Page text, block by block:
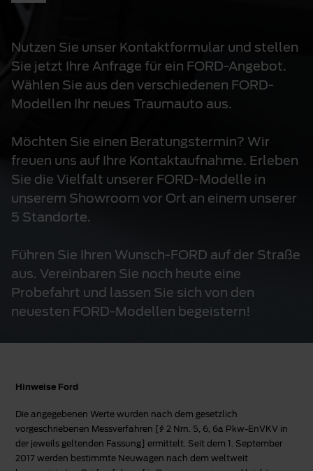
Nutzen Sie unser Kontaktformular und stellen
Sie jetzt Ihre Anfrage für ein FORD-Angebot.
Wählen Sie aus den verschiedenen FORD-
Modellen Ihr neues Traumauto aus.
Möchten Sie einen Beratungstermin? Wir
freuen uns auf Ihre Kontaktaufnahme. Erleben
Sie die Vielfalt unserer FORD-Modelle in
unserem Showroom vor Ort an einem unserer
5 Standorte.
Führen Sie Ihren Wunsch-FORD auf der Straße
aus. Vereinbaren Sie noch heute eine
Probefahrt und lassen Sie sich von den
neuesten FORD-Modellen begeistern!
Hinweise Ford
Die angegebenen Werte wurden nach dem gesetzlich
vorgeschriebenen Messverfahren [§ 2 Nrn. 5, 6, 6a Pkw-EnVKV in
der jeweils geltenden Fassung] ermittelt. Seit dem 1. September
2017 werden bestimmte Neuwagen nach dem weltweit